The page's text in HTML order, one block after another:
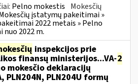
Pelno mokestis Mokesčių
įstatymų pakeitimai »
2022 metais » Pelno
2022 m.
inspekcijos prie
finansų ministerijos...VA-2
mokesčio deklaracijų
PLN204N, PLN204U formų